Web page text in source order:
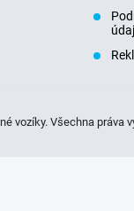
vozíky. Všechna práva